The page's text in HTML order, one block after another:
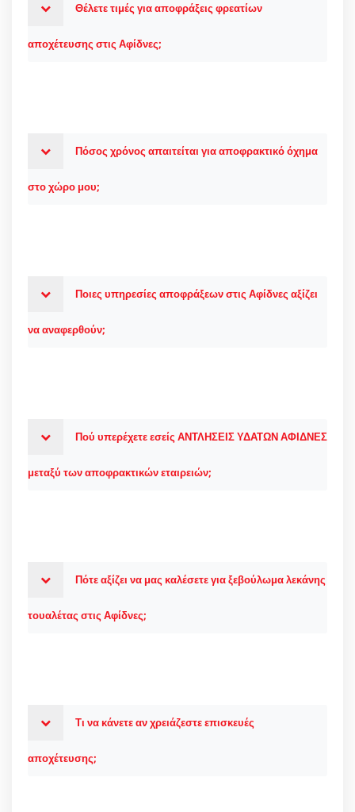
Θέλετε τιμές για αποφράξεις φρεατίων
αποχέτευσης στις Αφίδνες;
Πόσος χρόνος απαιτείται για αποφρακτικό όχημα
στο χώρο μου;
Ποιες υπηρεσίες αποφράξεων στις Αφίδνες αξίζει
να αναφερθούν;
Πού υπερέχετε εσείς ΑΝΤΛΗΣΕΙΣ ΥΔΑΤΩΝ ΑΦΙΔΝΕΣ
μεταξύ των αποφρακτικών εταιρειών;
Πότε αξίζει να μας καλέσετε για ξεβούλωμα λεκάνης
τουαλέτας στις Αφίδνες;
Τι να κάνετε αν χρειάζεστε επισκευές
αποχέτευσης;